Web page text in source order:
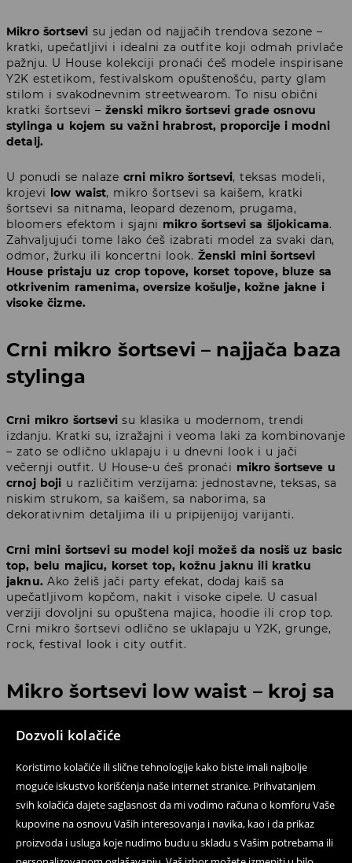
Dozvoli kolačiće
Koristimo kolačiće ili slične tehnologije kako biste imali najbolje
moguće iskustvo korišćenja naše internet stranice. Prihvatanjem
svih kolačića dajete saglasnost da mi vodimo računa o komforu Vaše
kupovine na osnovu Vaših interesovanja i navika, kao i da prikaz
proizvoda i usluga koje nudimo budu u skladu s Vašim potrebama ili
Mikro šortsevi su jedan od najjačih trendova sezone –
kratki, upečatljivi i idealni za outfite koji odmah privlače
pažnju. U House kolekciji pronaći ćeš modele inspirisane
Y2K estetikom, festivalskom opuštenošću, party glam
stilom i svakodnevnim streetwearom. To nisu obični
kratki šortsevi – ženski mikro šortsevi grade osnovu
stylinga u kojem su važni hrabrost, proporcije i modni
detalj.
U ponudi se nalaze crni mikro šortsevi, teksas modeli,
krojevi low waist, mikro šortsevi sa kaišem, kratki
šortsevi sa nitnama, leopard dezenom, prugama,
bloomers efektom i sjajni mikro šortsevi sa šljokicama.
Zahvaljujući tome lako ćeš izabrati model za svaki dan,
odmor, žurku ili koncertni look. Ženski mini šortsevi
House pristaju uz crop topove, korset topove, bluze sa
otkrivenim ramenima, oversize košulje, kožne jakne i
visoke čizme.
Crni mikro šortsevi – najjača baza
stylinga
Crni mikro šortsevisu klasika u modernom, trendi
izdanju. Kratki su, izražajni i veoma laki za kombinovanje
– zato se odlično uklapaju i u dnevni look i u jači
večernji outfit. U House-u ćeš pronaći mikro šortseve u
crnoj boji u različitim verzijama: jednostavne, teksas, sa
niskim strukom, sa kaišem, sa naborima, sa
dekorativnim detaljima ili u pripijenijoj varijanti.
Crni mini šortsevi su model koji možeš da nosiš uz basic
top, belu majicu, korset top, kožnu jaknu ili kratku
jaknu. Ako želiš jači party efekat, dodaj kaiš sa
upečatljivom kopčom, nakit i visoke cipele. U casual
verziji dovoljni su opuštena majica, hoodie ili crop top.
Crni mikro šortsevi odlično se uklapaju u Y2K, grunge,
rock, festival look i city outfit.
Mikro šortsevi low waist – kroj sa
niskim strukom u duhu 2000-ih
Jedan od najvažnijih trendova u ovoj kategoriji su
, odnosno kratki modeli sa niskim
strukom. To je kroj snažno povezan sa modom 2000-ih,
koji se vratio u novoj, još stilizovanijoj verziji.Mini
šortsevi low waist najbolje izgledaju uz kratke topove,
pripijene majice, bluze sa otkrivenim ramenima i korset